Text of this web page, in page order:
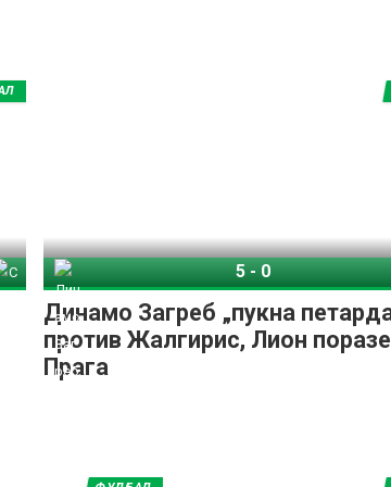
Динамо Загреб „пукна
против Жалгирис, Лион
Прага
5-0